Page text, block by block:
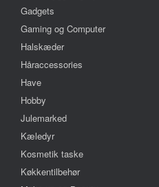
Gadgets
Gaming og Computer
Halskæder
Håraccessories
Have
Hobby
Julemarked
Kæledyr
Kosmetik taske
Køkkentilbehør